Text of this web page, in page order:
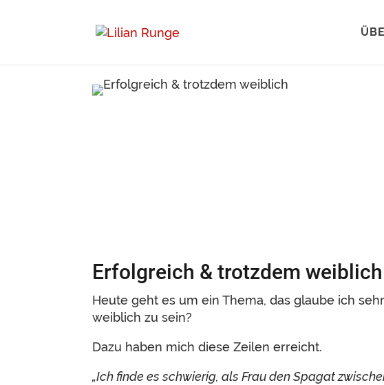
Erfolgreich & trotzdem weiblich
Heute geht es um ein Thema, das glaube ich
weiblich zu sein?
Dazu haben mich diese Zeilen erreicht.
„Ich finde es schwierig, als Frau den Spagat